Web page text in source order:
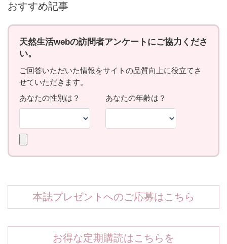
おすすめ記事
本誌プレゼントへのご応募はこちら
お得な定期購読はこちらを